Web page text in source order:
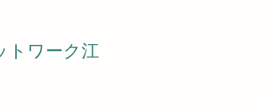
トワーク江